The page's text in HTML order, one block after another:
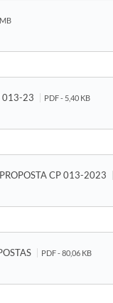
013-23 PDF - 5,40 KB
CP 013-2023
PDF - 80,06 KB